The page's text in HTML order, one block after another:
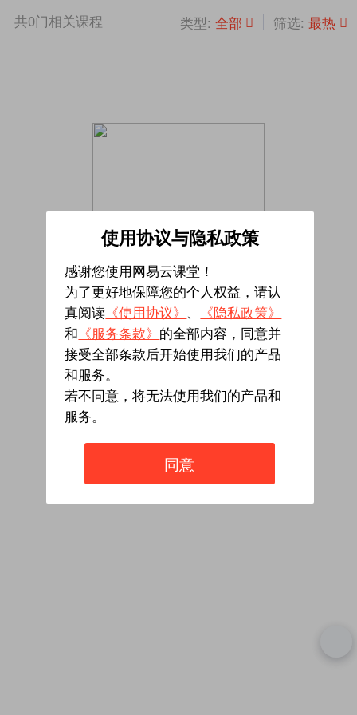
共0门相关课程 类型: 全部 筛选: 最热
暂无相关课程
使用协议与隐私政策
感谢您使用网易云课堂！
为了更好地保障您的个人权益，请认
真阅读 《使用协议》 、
《隐私政策》
和 《服务条款》 的全部内容，同意并
接受全部条款后开始使用我们的产品
和服务。
若不同意，将无法使用我们的产品和
服务。
同意